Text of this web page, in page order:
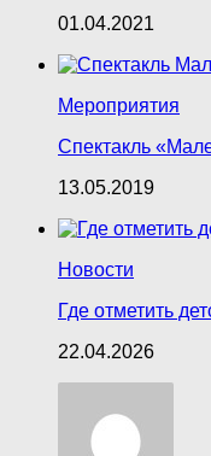
01.04.2021
Мероприятия
Спектакль
13.05.2019
Новости
Где отметить
22.04.2026